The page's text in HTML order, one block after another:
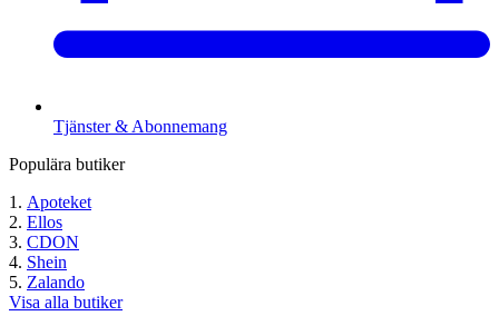
Tjänster & Abonnemang
Populära butiker
Apoteket
Ellos
CDON
Shein
Zalando
Visa alla butiker